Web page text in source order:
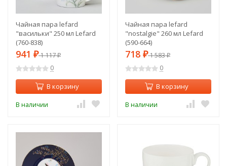
Чайная пара lefard
"васильки" 250 мл Lefard
(760-838)
941 ₽1 117₽
0
В корзину
В наличии
Чайная пара lefard
"nostalgie" 260 мл Lefard
(590-664)
718 ₽1 583₽
0
В корзину
В наличии